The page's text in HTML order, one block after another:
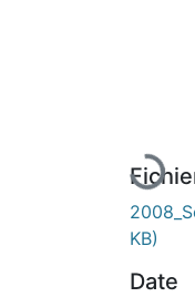
KB)
Date